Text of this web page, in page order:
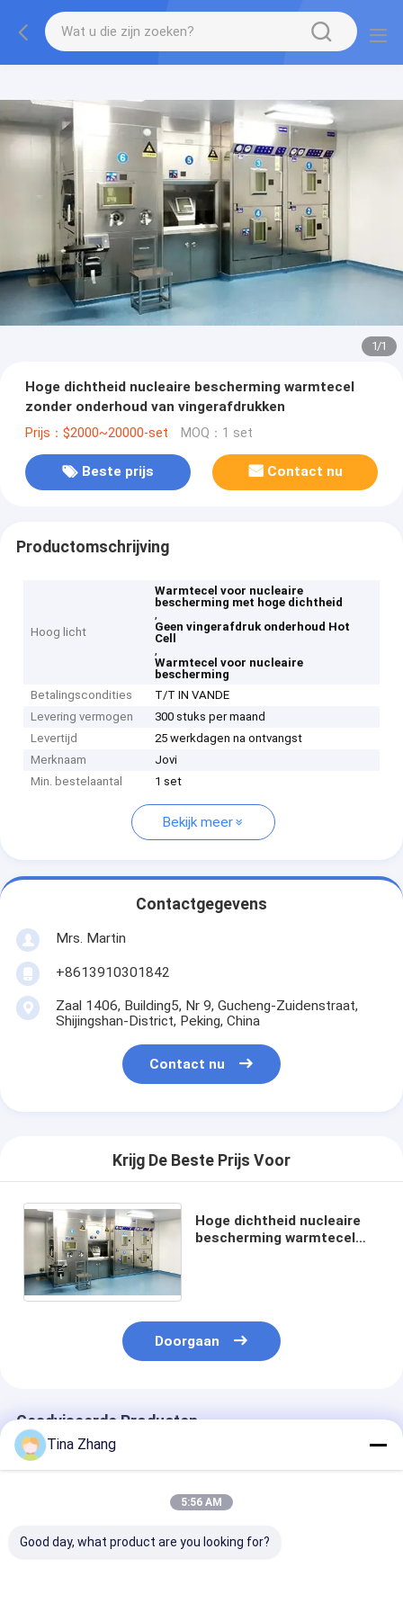
1/1
Hoge dichtheid nucleaire bescherming warmtecel
zonder onderhoud van vingerafdrukken
Prijs：$2000~20000-set MOQ：1 set
Beste prijs Contact nu
Productomschrijving
Hoog licht
Warmtecel voor nucleaire
bescherming met hoge dichtheid
,
Geen vingerafdruk onderhoud Hot
Cell
,
Warmtecel voor nucleaire
bescherming
Betalingscondities
T/T IN VANDE
Levering vermogen
300 stuks per maand
Levertijd
25 werkdagen na ontvangst
Merknaam
Jovi
Min. bestelaantal
1 set
Bekijk meer
Contactgegevens
Mrs. Martin
+8613910301842
Zaal 1406, Building5, Nr 9, Gucheng-Zuidenstraat,
Shijingshan-District, Peking, China
Contact nu
Krijg De Beste Prijs Voor
Hoge dichtheid nucleaire
bescherming warmtecel
Doorgaan
Geadviseerde Producten
Tina Zhang
5:56 AM
Good day, what product are you looking for?